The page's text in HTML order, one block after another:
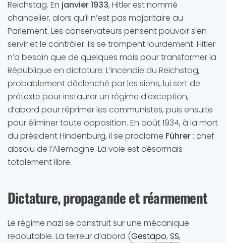
Reichstag. En janvier 1933, Hitler est nommé
chancelier, alors qu’il n’est pas majoritaire au
Parlement. Les conservateurs pensent pouvoir s’en
servir et le contrôler. Ils se trompent lourdement. Hitler
n’a besoin que de quelques mois pour transformer la
République en dictature. L’incendie du Reichstag,
probablement déclenché par les siens, lui sert de
prétexte pour instaurer un régime d’exception,
d’abord pour réprimer les communistes, puis ensuite
pour éliminer toute opposition. En août 1934, à la mort
du président Hindenburg, il se proclame Führer : chef
absolu de l’Allemagne. La voie est désormais
totalement libre.
Dictature, propagande et réarmement
Le régime nazi se construit sur une mécanique
redoutable. La terreur d’abord (Gestapo, SS,